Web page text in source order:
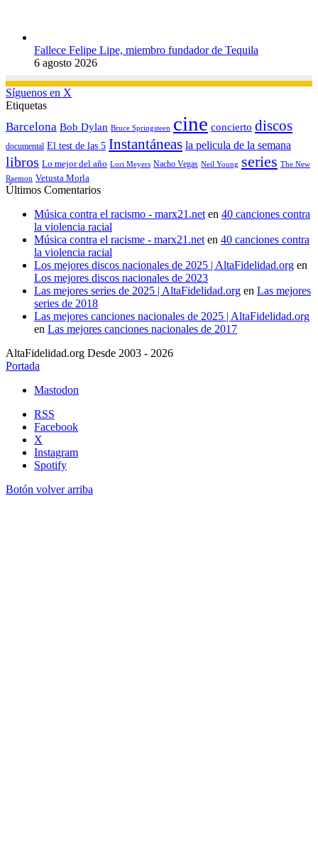
Fallece Felipe Lipe, miembro fundador de Tequila
6 agosto 2026
Síguenos en X
Etiquetas
Barcelona Bob Dylan Bruce Springsteen cine concierto discos
documental El test de las 5 Instantáneas la pelicula de la semana
libros Lo mejor del año Lori Meyers Nacho Vegas Neil Young series The New
Raemon Vetusta Morla
Últimos Comentarios
Música contra el racismo - marx21.net en 40 canciones contra
la violencia racial
Música contra el racisme - marx21.net en 40 canciones contra
la violencia racial
Los mejores discos nacionales de 2025 | AltaFidelidad.org en
Los mejores discos nacionales de 2023
Las mejores series de 2025 | AltaFidelidad.org en Las mejores
series de 2018
Las mejores canciones nacionales de 2025 | AltaFidelidad.org
en Las mejores canciones nacionales de 2017
AltaFidelidad.org Desde 2003 - 2026
Portada
Mastodon
RSS
Facebook
X
Instagram
Spotify
Botón volver arriba